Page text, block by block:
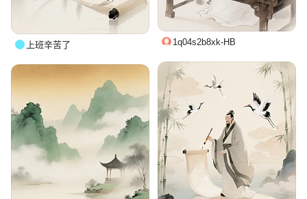
1q04s2b8xk-HB
上班辛苦了